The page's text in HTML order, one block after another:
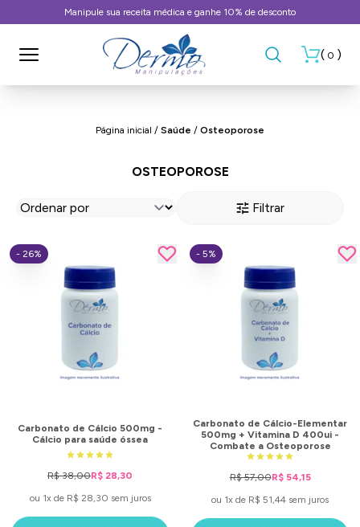
Manipule sua receita médica e ganhe 10% de desconto
( 0 )
Página inicial / Saúde / Osteoporose
OSTEOPOROSE
Filtrar
Carbonato de Cálcio 500mg -
Cálcio para saúde óssea
R$ 38,00R$ 28,30
ou 1x de R$ 28,30 sem juros
- 26%
Carbonato de Cálcio-Elementar
500mg + Vitamina D 400ui -
Combate a Osteoporose
R$ 57,00R$ 54,15
ou 1x de R$ 51,44 sem juros
- 5%